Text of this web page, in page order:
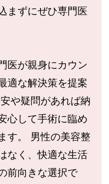
まずにぜひ専門医
医が親身にカウン
適な解決策を提案
や疑問があれば納
心して手術に臨め
す。 男性の美容整
なく、快適な生活
前向きな選択で